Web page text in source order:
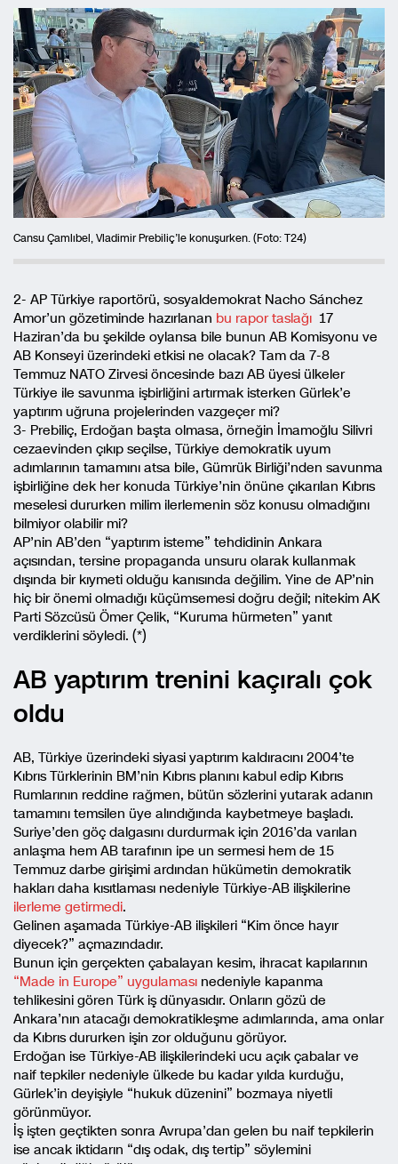
Cansu Çamlıbel, Vladimir Prebiliç’le konuşurken. (Foto: T24)
2- AP Türkiye raportörü, sosyaldemokrat Nacho Sánchez
Amor’un gözetiminde hazırlanan bu rapor taslağı 17
Haziran’da bu şekilde oylansa bile bunun AB Komisyonu ve
AB Konseyi üzerindeki etkisi ne olacak? Tam da 7-8
Temmuz NATO Zirvesi öncesinde bazı AB üyesi ülkeler
Türkiye ile savunma işbirliğini artırmak isterken Gürlek’e
yaptırım uğruna projelerinden vazgeçer mi?
3- Prebiliç, Erdoğan başta olmasa, örneğin İmamoğlu Silivri
cezaevinden çıkıp seçilse, Türkiye demokratik uyum
adımlarının tamamını atsa bile, Gümrük Birliği’nden savunma
işbirliğine dek her konuda Türkiye’nin önüne çıkarılan Kıbrıs
meselesi dururken milim ilerlemenin söz konusu olmadığını
bilmiyor olabilir mi?
AP’nin AB’den “yaptırım isteme” tehdidinin Ankara
açısından, tersine propaganda unsuru olarak kullanmak
dışında bir kıymeti olduğu kanısında değilim. Yine de AP’nin
hiç bir önemi olmadığı küçümsemesi doğru değil; nitekim AK
Parti Sözcüsü Ömer Çelik, “Kuruma hürmeten” yanıt
verdiklerini söyledi. (*)
AB yaptırım trenini kaçıralı çok
oldu
AB, Türkiye üzerindeki siyasi yaptırım kaldıracını 2004’te
Kıbrıs Türklerinin BM’nin Kıbrıs planını kabul edip Kıbrıs
Rumlarının reddine rağmen, bütün sözlerini yutarak adanın
tamamını temsilen üye alındığında kaybetmeye başladı.
Suriye’den göç dalgasını durdurmak için 2016’da varılan
anlaşma hem AB tarafının ipe un sermesi hem de 15
Temmuz darbe girişimi ardından hükümetin demokratik
hakları daha kısıtlaması nedeniyle Türkiye-AB ilişkilerine
ilerleme getirmedi.
Gelinen aşamada Türkiye-AB ilişkileri “Kim önce hayır
diyecek?” açmazındadır.
Bunun için gerçekten çabalayan kesim, ihracat kapılarının
“Made in Europe” uygulaması nedeniyle kapanma
tehlikesini gören Türk iş dünyasıdır. Onların gözü de
Ankara’nın atacağı demokratikleşme adımlarında, ama onlar
da Kıbrıs dururken işin zor olduğunu görüyor.
Erdoğan ise Türkiye-AB ilişkilerindeki ucu açık çabalar ve
naif tepkiler nedeniyle ülkede bu kadar yılda kurduğu,
Gürlek’in deyişiyle “hukuk düzenini” bozmaya niyetli
görünmüyor.
İş işten geçtikten sonra Avrupa’dan gelen bu naif tepkilerin
ise ancak iktidarın “dış odak, dış tertip” söylemini